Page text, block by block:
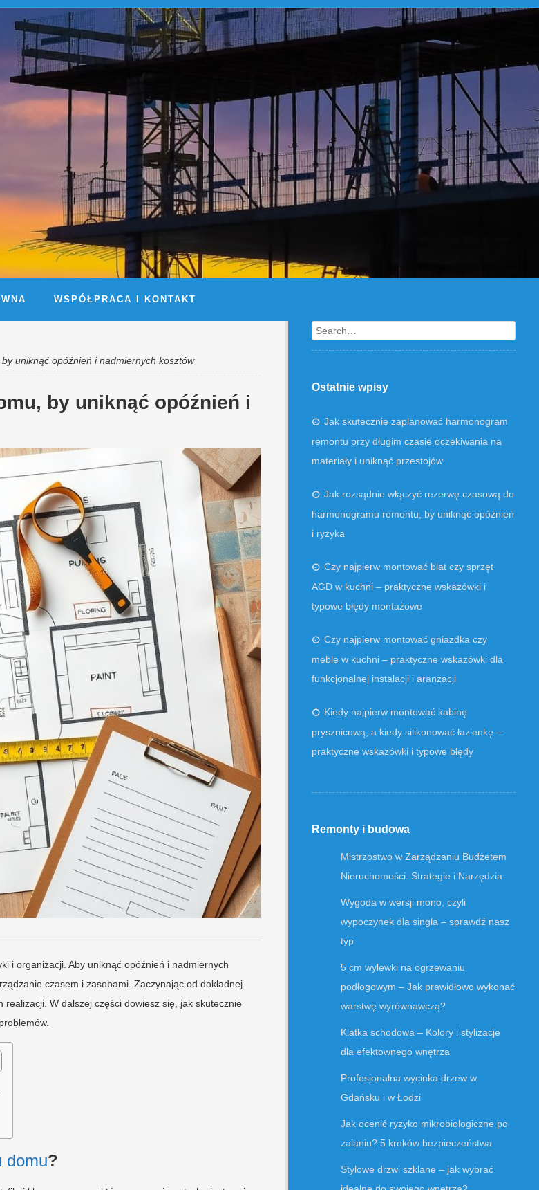
WSPÓŁPRACA I KONTAKT
uniknąć opóźnień i nadmiernych kosztów
by uniknąć opóźnień i
i organizacji. Aby uniknąć opóźnień i nadmiernych
czasem i zasobami. Zaczynając od dokładnej
W dalszej części dowiesz się, jak skutecznie
domu?
Search
Ostatnie wpisy
Jak skutecznie zaplanować harmonogram
remontu przy długim czasie oczekiwania na
materiały i uniknąć przestojów
Jak rozsądnie włączyć rezerwę czasową do
harmonogramu remontu, by uniknąć opóźnień
i ryzyka
Czy najpierw montować blat czy sprzęt
AGD w kuchni – praktyczne wskazówki i
typowe błędy montażowe
Czy najpierw montować gniazdka czy
meble w kuchni – praktyczne wskazówki dla
funkcjonalnej instalacji i aranżacji
Kiedy najpierw montować kabinę
prysznicową, a kiedy silikonować łazienkę –
praktyczne wskazówki i typowe błędy
Remonty i budowa
Mistrzostwo w Zarządzaniu Budżetem
Nieruchomości: Strategie i Narzędzia
Wygoda w wersji mono, czyli
wypoczynek dla singla – sprawdź nasz
typ
5 cm wylewki na ogrzewaniu
podłogowym – Jak prawidłowo wykonać
warstwę wyrównawczą?
Klatka schodowa – Kolory i stylizacje
dla efektownego wnętrza
Profesjonalna wycinka drzew w
Gdańsku i w Łodzi
Jak ocenić ryzyko mikrobiologiczne po
zalaniu? 5 kroków bezpieczeństwa
Stylowe drzwi szklane – jak wybrać